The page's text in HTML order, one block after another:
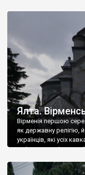
Херсонесі
А потім було
Ялта.
Вірменія першою
як державну релігію,
українців, які усіх
є відданими вірянами